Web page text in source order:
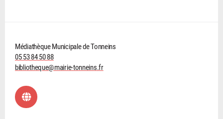
Médiathèque Municipale de Tonneins
05 53 84 50 88
bibliotheque@mairie-tonneins.fr